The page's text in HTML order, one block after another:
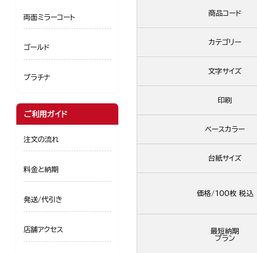
商品コード
カテゴリー
文字サイズ
印刷
ベースカラー
台紙サイズ
価格/100枚 税込
最短納期
プラン
両面ミラーコート
ゴールド
プラチナ
ご利用ガイド
注文の流れ
料金と納期
発送/代引き
店舗アクセス